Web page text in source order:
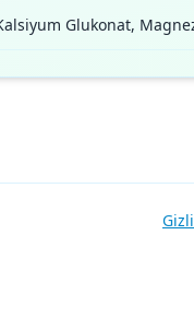
Glukonat,